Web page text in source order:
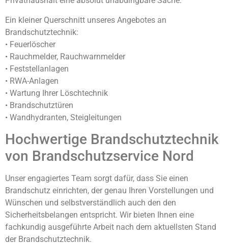
Ein kleiner Querschnitt unseres Angebotes an
Brandschutztechnik:
• Feuerlöscher
• Rauchmelder, Rauchwarnmelder
• Feststellanlagen
• RWA-Anlagen
• Wartung Ihrer Löschtechnik
• Brandschutztüren
• Wandhydranten, Steigleitungen
Hochwertige Brandschutztechnik
von Brandschutzservice Nord
Unser engagiertes Team sorgt dafür, dass Sie einen
Brandschutz einrichten, der genau Ihren Vorstellungen und
Wünschen und selbstverständlich auch den den
Sicherheitsbelangen entspricht. Wir bieten Ihnen eine
fachkundig ausgeführte Arbeit nach dem aktuellsten Stand
der Brandschutztechnik.